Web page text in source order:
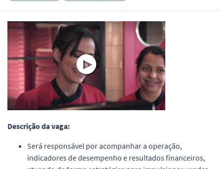
Descrição da vaga:
Será responsável por acompanhar a operação,
indicadores de desempenho e resultados financeiros,